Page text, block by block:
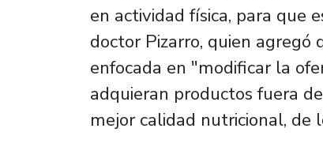
en actividad física, para que
doctor Pizarro, quien
enfocada en "modificar la
adquieran productos fuera
mejor calidad nutricional, de